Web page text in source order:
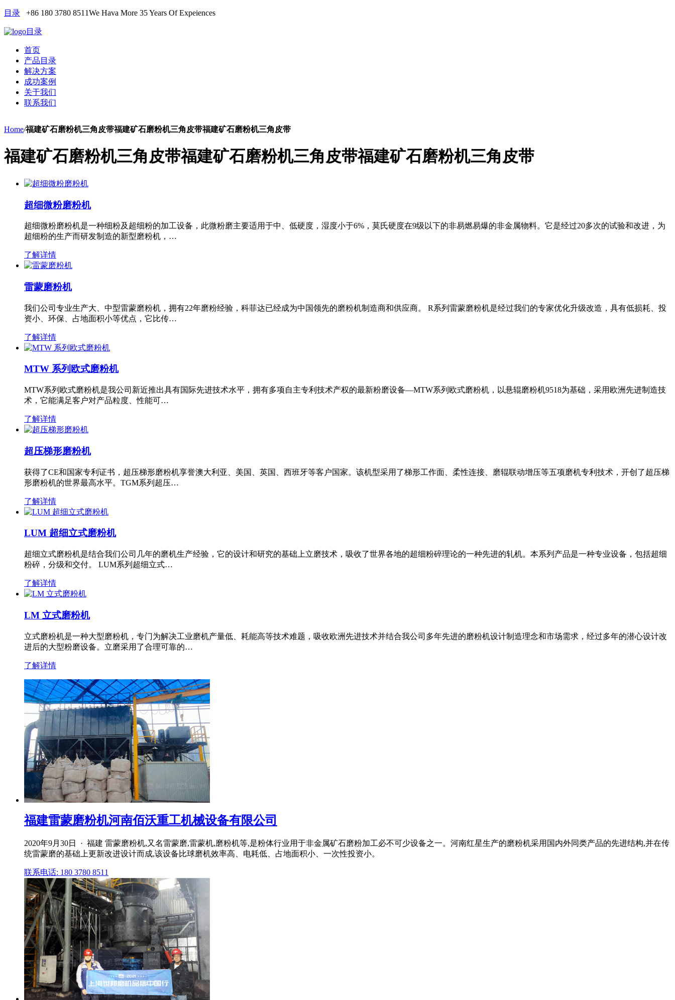
目录 +86 180 3780 8511We Hava More 35 Years Of Expeiences
目录
首页
产品目录
解决方案
成功案例
关于我们
联系我们
Home/福建矿石磨粉机三角皮带福建矿石磨粉机三角皮带福建矿石磨粉机三角皮带
福建矿石磨粉机三角皮带福建矿石磨粉机三角皮带福建矿石磨粉机三角皮带
超细微粉磨粉机
超细微粉磨粉机是一种细粉及超细粉的加工设备，此微粉磨主要适用于中、低硬度，湿度小于6%，莫氏硬度在9级以下的非易燃易爆的非金属物料。它是经过20多次的试验和改进，为
超细粉的生产而研发制造的新型磨粉机，…
了解详情
雷蒙磨粉机
我们公司专业生产大、中型雷蒙磨粉机，拥有22年磨粉经验，科菲达已经成为中国领先的磨粉机制造商和供应商。 R系列雷蒙磨粉机是经过我们的专家优化升级改造，具有低损耗、投
资小、环保、占地面积小等优点，它比传…
了解详情
MTW 系列欧式磨粉机
MTW系列欧式磨粉机是我公司新近推出具有国际先进技术水平，拥有多项自主专利技术产权的最新粉磨设备—MTW系列欧式磨粉机，以悬辊磨粉机9518为基础，采用欧洲先进制造技
术，它能满足客户对产品粒度、性能可…
了解详情
超压梯形磨粉机
获得了CE和国家专利证书，超压梯形磨粉机享誉澳大利亚、美国、英国、西班牙等客户国家。该机型采用了梯形工作面、柔性连接、磨辊联动增压等五项磨机专利技术，开创了超压梯
形磨粉机的世界最高水平。TGM系列超压…
了解详情
LUM 超细立式磨粉机
超细立式磨粉机是结合我们公司几年的磨机生产经验，它的设计和研究的基础上立磨技术，吸收了世界各地的超细粉碎理论的一种先进的轧机。本系列产品是一种专业设备，包括超细
粉碎，分级和交付。 LUM系列超细立式…
了解详情
LM 立式磨粉机
立式磨粉机是一种大型磨粉机，专门为解决工业磨机产量低、耗能高等技术难题，吸收欧洲先进技术并结合我公司多年先进的磨粉机设计制造理念和市场需求，经过多年的潜心设计改
进后的大型粉磨设备。立磨采用了合理可靠的…
了解详情
福建雷蒙磨粉机河南佰沃重工机械设备有限公司
2020年9月30日 · 福建 雷蒙磨粉机,又名雷蒙磨,雷蒙机,磨粉机等,是粉体行业用于非金属矿石磨粉加工必不可少设备之一。河南红星生产的磨粉机采用国内外同类产品的先进结构,并在传
统雷蒙磨的基础上更新改进设计而成,该设备比球磨机效率高、电耗低、占地面积小、一次性投资小。
联系电话: 180 3780 8511